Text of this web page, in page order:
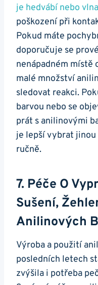
je hedvábí nebo vlna
poškození při
Pokud máte
doporučuje se
nenápadném místě
malé množství
sledovat reakci.
barvou nebo se
prát s anilinovými
je lepší vybrat
ručně.
7. Péče O
Sušení,
Anilinových
Výroba a použití
posledních letech
zvýšila i potřeba